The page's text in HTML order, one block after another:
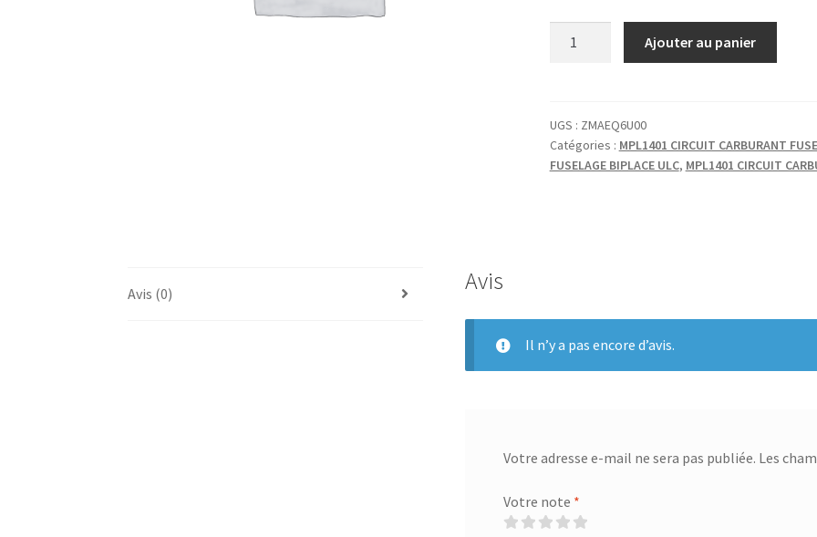
Ajouter au panier
UGS : ZMAEQ6U00
Catégories : MPL1401 CIRCUIT CARBURANT
FUSELAGE BIPLACE ULC, MPL1401 CIRCUIT
Avis (0) Avis
Il n’y a pas encore d’avis.
Votre adresse e-mail ne sera pas publiée. Les
Votre note *